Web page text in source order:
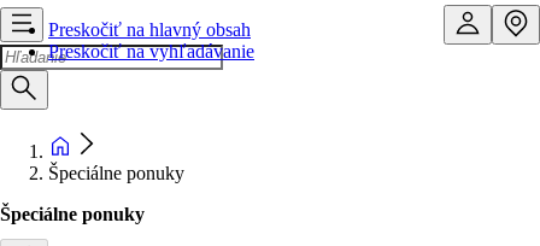
Preskočiť na hlavný obsah
Preskočiť na vyhľadávanie
Špeciálne ponuky
Špeciálne ponuky